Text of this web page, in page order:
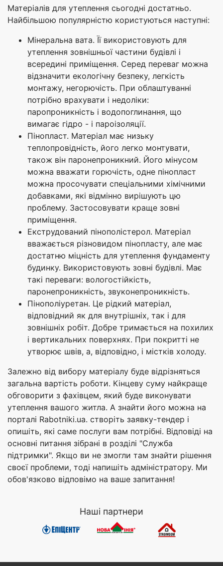
Матеріалів для утеплення сьогодні достатньо.
Найбільшою популярністю користуються наступні:
Мінеральна вата. Її використовують для
утеплення зовнішньої частини будівлі і
всередині приміщення. Серед переваг можна
відзначити екологічну безпеку, легкість
монтажу, негорючість. При облаштуванні
потрібно врахувати і недоліки:
паропроникність і водопоглинання, що
вимагає гідро - і пароізоляції.
Пінопласт. Матеріал має низьку
теплопровідність, його легко монтувати,
також він паронепроникний. Його мінусом
можна вважати горючість, одне пінопласт
можна просочувати спеціальними хімічними
добавками, які відмінно вирішують цю
проблему. Застосовувати краще зовні
приміщення.
Екструдований пінополістерол. Матеріал
вважається різновидом пінопласту, але має
достатню міцність для утеплення фундаменту
будинку. Використовують зовні будівлі. Має
такі переваги: вологостійкість,
паронепроникність, звуконепроникність.
Пінополіуретан. Це рідкий матеріал,
відповідний як для внутрішніх, так і для
зовнішніх робіт. Добре тримається на похилих
і вертикальних поверхнях. При покритті не
утворює швів, а, відповідно, і містків холоду.
Залежно від вибору матеріалу буде відрізняться
загальна вартість роботи. Кінцеву суму найкраще
обговорити з фахівцем, який буде виконувати
утеплення вашого житла. А знайти його можна на
порталі Rabotniki.ua. створіть заявку-тендер і
опишіть, які саме послуги вам потрібні. Відповіді на
основні питання зібрані в розділі "Служба
підтримки". Якщо ви не змогли там знайти рішення
своєї проблеми, тоді напишіть адміністратору. Ми
обов'язково відповімо на ваше запитання!
Наші партнери